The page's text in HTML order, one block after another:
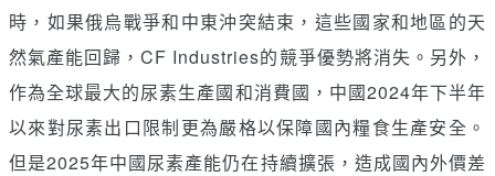
時，如果俄烏戰爭和中東沖突結束，這些國家和地區的天
然氣產能回歸，CF Industries的競爭優勢將消失。另外，
作為全球最大的尿素生產國和消費國，中國2024年下半年
以來對尿素出口限制更為嚴格以保障國內糧食生產安全。
但是2025年中國尿素產能仍在持續擴張，造成國內外價差